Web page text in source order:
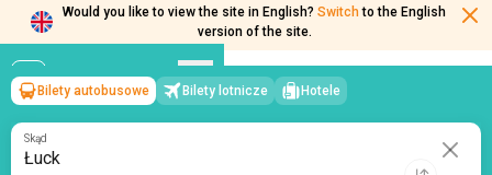
Would you like to view the site in English? Switch to the English
version of the site.
Łuck→Koszalin
pon, 10 sierpnia/1 pasażer
Bilety autobusowe Bilety lotnicze Hotele
Skąd